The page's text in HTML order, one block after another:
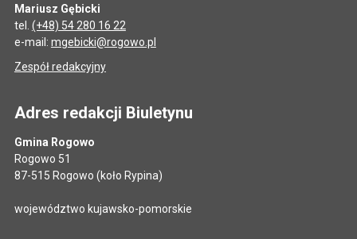
Mariusz Gębicki
tel. (+48) 54 280 16 22
e-mail: mgebicki@rogowo.pl
Zespół redakcyjny
Adres redakcji Biuletynu
Gmina Rogowo
Rogowo 51
87-515 Rogowo (koło Rypina)
województwo kujawsko-pomorskie